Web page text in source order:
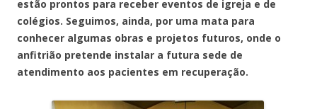
estão prontos para receber eventos de igreja e de
colégios. Seguimos, ainda, por uma mata para
conhecer algumas obras e projetos futuros, onde o
anfitrião pretende instalar a futura sede de
atendimento aos pacientes em recuperação.